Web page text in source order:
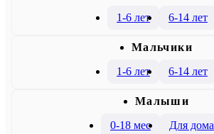
1-6 лет
6-14 лет
Mальчики
1-6 лет
6-14 лет
Малыши
0-18 мес
Для дома